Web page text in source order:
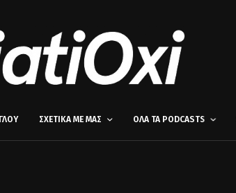
ΣΧΕΤΙΚΑ ΜΕ ΜΑΣ ΟΛΑ ΤΑ PODCASTS